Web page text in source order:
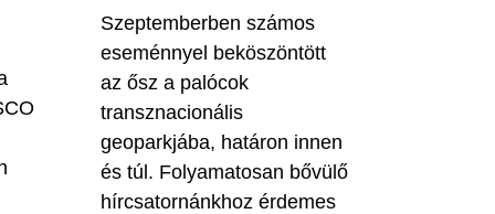
Szeptemberben számos
eseménnyel beköszöntött
az ősz a palócok
transznacionális
geoparkjába, határon innen
és túl. Folyamatosan bővülő
hírcsatornánkhoz érdemes